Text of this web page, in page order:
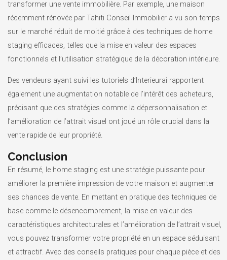
transformer une vente immobilière. Par exemple, une maison
récemment rénovée par Tahiti Conseil Immobilier a vu son temps
sur le marché réduit de moitié grâce à des techniques de home
staging efficaces, telles que la mise en valeur des espaces
fonctionnels et l’utilisation stratégique de la décoration intérieure.
Des vendeurs ayant suivi les tutoriels d’Interieurai rapportent
également une augmentation notable de l’intérêt des acheteurs,
précisant que des stratégies comme la dépersonnalisation et
l’amélioration de l’attrait visuel ont joué un rôle crucial dans la
vente rapide de leur propriété.
Conclusion
En résumé, le home staging est une stratégie puissante pour
améliorer la première impression de votre maison et augmenter
ses chances de vente. En mettant en pratique des techniques de
base comme le désencombrement, la mise en valeur des
caractéristiques architecturales et l’amélioration de l’attrait visuel,
vous pouvez transformer votre propriété en un espace séduisant
et attractif. Avec des conseils pratiques pour chaque pièce et des